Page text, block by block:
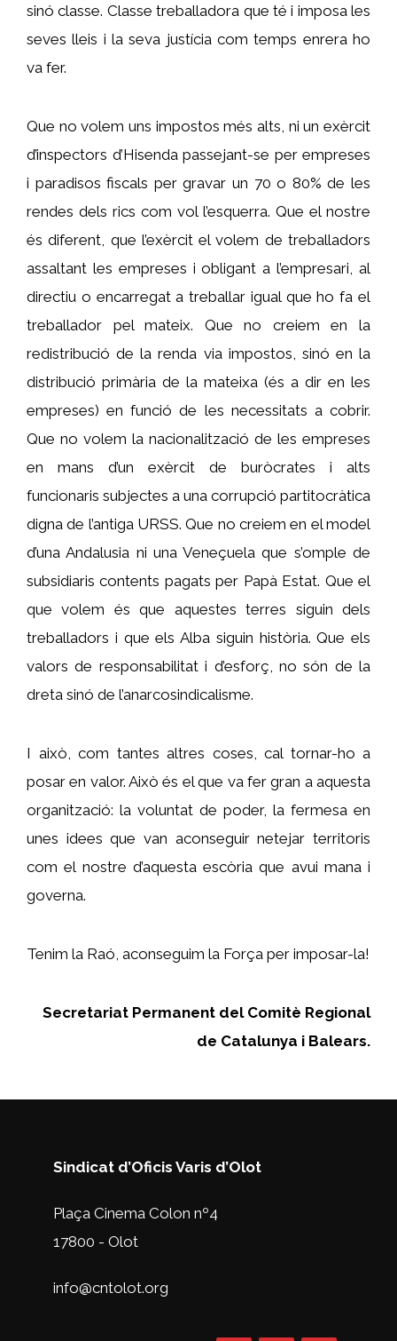
sinó classe. Classe treballadora que té i imposa les
seves lleis i la seva justícia com temps enrera ho
va fer.
Que no volem uns impostos més alts, ni un exèrcit
d’inspectors d’Hisenda passejant-se per empreses
i paradisos fiscals per gravar un 70 o 80% de les
rendes dels rics com vol l’esquerra. Que el nostre
és diferent, que l’exèrcit el volem de treballadors
assaltant les empreses i obligant a l’empresari, al
directiu o encarregat a treballar igual que ho fa el
treballador pel mateix. Que no creiem en la
redistribució de la renda via impostos, sinó en la
distribució primària de la mateixa (és a dir en les
empreses) en funció de les necessitats a cobrir.
Que no volem la nacionalització de les empreses
en mans d’un exèrcit de buròcrates i alts
funcionaris subjectes a una corrupció partitocràtica
digna de l’antiga URSS. Que no creiem en el model
d’una Andalusia ni una Veneçuela que s’omple de
subsidiaris contents pagats per Papà Estat. Que el
que volem és que aquestes terres siguin dels
treballadors i que els Alba siguin història. Que els
valors de responsabilitat i d’esforç, no són de la
dreta sinó de l’anarcosindicalisme.
I això, com tantes altres coses, cal tornar-ho a
posar en valor. Això és el que va fer gran a aquesta
organització: la voluntat de poder, la fermesa en
unes idees que van aconseguir netejar territoris
com el nostre d’aquesta escòria que avui mana i
governa.
Tenim la Raó, aconseguim la Força per imposar-la!
Secretariat Permanent del Comitè Regional
de Catalunya i Balears.
Sindicat d’Oficis Varis d’Olot
Plaça Cinema Colon nº4
17800 - Olot
info@cntolot.org